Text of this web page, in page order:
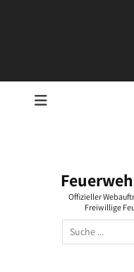
Offizieller
Freiwillige
Suchen
nach: